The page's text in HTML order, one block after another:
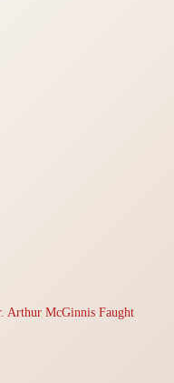
Arthur McGinnis Faught